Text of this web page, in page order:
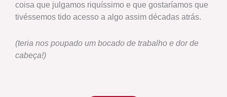
coisa que julgamos riquíssimo e que gostaríamos que
tivéssemos tido acesso a algo assim décadas atrás.
(teria nos poupado um bocado de trabalho e dor de
cabeça!)